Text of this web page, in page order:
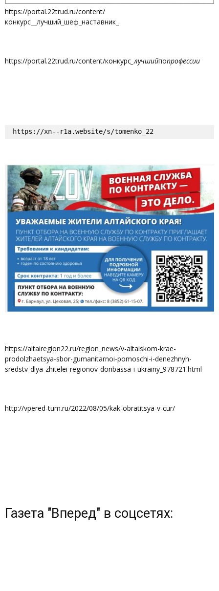
https://portal.22trud.ru/content/
конкурс__лучший_шеф_наставник_
https://portal.22trud.ru/content/конкурс _лучшийпопрофессии
https://xn--r1a.website/s/tomenko_22
https://altairegion22.ru/region_news/v-altaiskom-krae-
prodolzhaetsya-sbor-gumanitarnoi-pomoschi-i-denezhnyh-
sredstv-dlya-zhitelei-regionov-donbassa-i-ukrainy_978721.html
http://vpered-tum.ru/2022/08/05/kak-obratitsya-v-cur/
Газета "Вперед" в соцсетях: